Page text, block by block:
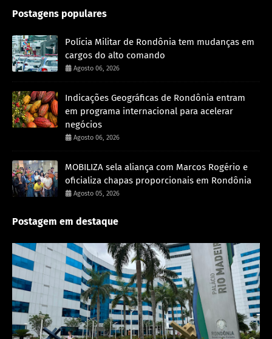
Postagens populares
Polícia Militar de Rondônia tem mudanças em
cargos do alto comando
Agosto 06, 2026
Indicações Geográficas de Rondônia entram
em programa internacional para acelerar
negócios
Agosto 06, 2026
MOBILIZA sela aliança com Marcos Rogério e
oficializa chapas proporcionais em Rondônia
Agosto 05, 2026
Postagem em destaque